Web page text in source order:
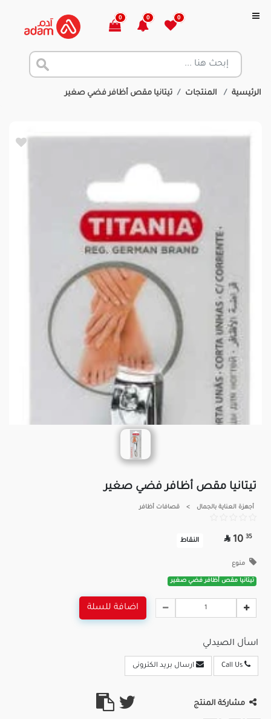
0
0
0
الرئيسية المنتجات تيتانيا مقص أظافر فضي صغير
تيتانيا مقص أظافر فضي صغير
أجهزة العناية بالجمال > قصافات أظافر
35
10
 النقاط
منوع
تيتانيا مقص أظافر فضي صغير
اضافة للسلة
اسأل الصيدلي
ارسال بريد الكترونى
مشاركة المنتج